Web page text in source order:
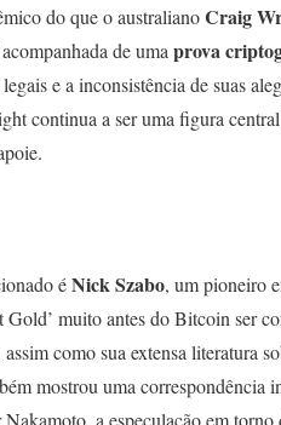
do que o australianoCraig
de uma prova
e a inconsistência de suas
continua a ser uma figura
éNick Szabo, um pioneiro
Gold’ muito antes do Bitcoin ser
como sua extensa literatura
mostrou uma